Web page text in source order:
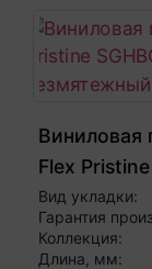
Виниловая
Flex
Вид укладки:
Гарантия
Коллекция:
Длина, мм: